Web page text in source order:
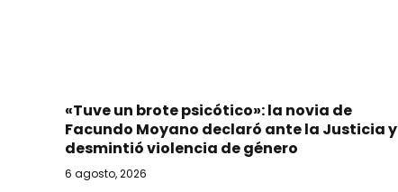
«Tuve un brote psicótico»: la novia de
Facundo Moyano declaró ante la Justicia y
desmintió violencia de género
6 agosto, 2026